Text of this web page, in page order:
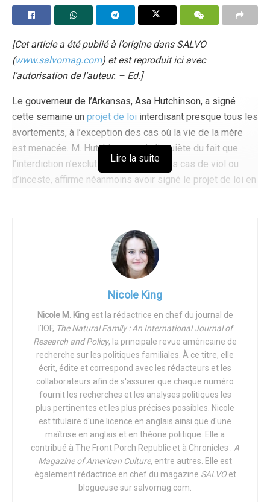
[Cet article a été publié à l’origine dans SALVO
(www.salvomag.com) et est reproduit ici avec
l’autorisation de l’auteur. – Ed.]
Le gouverneur de l’Arkansas, Asa Hutchinson, a signé
cette semaine un projet de loi interdisant presque tous les
avortements, à l’exception des cas où la vie de la mère
est menacée. M. Hutchinson, qui s’inquiète du fait que
l’interdiction n’exclut pas également les cas de viol ou
d’inceste, affirme néanmoins avoir signé le projet de loi en
bien que les opposants aient juré de la bloquer.
L’Arkansas a ainsi rejoint les rangs de quelque 14 États où
, et d’un nombre encore plus grand d’États
qui ont mis en place des « lois de déclenchement » pour
interdire immédiatement les avortements siRoeétait
annulé. Les partisans du projet de loi de l’Arkansas
espèrent que la législation de cette semaine donnera à la
Cour Suprême l’occasion de revoir Roe , bien qu’au moins
un avocat pro-vie aitconseillé de s’opposer àune telle
législation. James Bopp, avocat général de National Right
to Life, a écrit une lettre à Hutchinson pour lui déconseiller
une telle remise en cause, arguant qu’il n’était « pas du
tout clair » que la majorité conservatrice actuelle de la
Cour Suprême soit suffisante pour renverser Roe . « En
l’absence d’une telle majorité », poursuit Bopp, « une
Lire la suite
Nicole King
Nicole M. Kingest la rédactrice en chef du journal de
l'IOF, The Natural Family : An International Journal of
Research and Policy, la principale revue américaine de
recherche sur les politiques familiales. À ce titre, elle
écrit, édite et correspond avec les rédacteurs et les
collaborateurs afin de s'assurer que chaque numéro
fournit les recherches et les analyses politiques les
plus pertinentes et les plus précises possibles. Nicole
est titulaire d'une licence en anglais ainsi que d'une
maîtrise en anglais et en théorie politique. Elle a
contribué à The Front Porch Republic et à Chronicles : A
Magazine of American Culture, entre autres. Elle est
également rédactrice en chef du magazine SALVOet
blogueuse sur salvomag.com.